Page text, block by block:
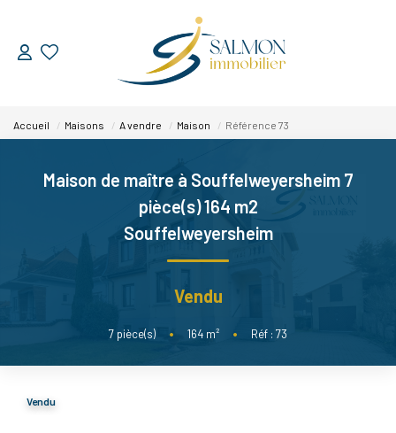
ESTIMER
VENDRE
Nos Services
Nos Réussites
LOUER
Accueil Maisons A vendre Maison Référence 73
Maison de maître à Souffelweyersheim 7
pièce(s) 164 m2
Souffelweyersheim
Vendu
7 pièce(s) • 164 m² • Réf : 73
Vendu